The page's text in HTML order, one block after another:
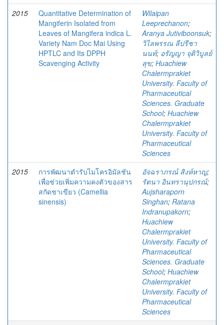
2015
Quantitative Determination of
Mangiferin Isolated from
Leaves of Mangifera indica L.
Variety Nam Doc Mai Using
HPTLC and Its DPPH
Scavenging Activity
Wilaipan
Leeprechanon;
Aranya Jutiviboonsuk;
วิไลพรรณ ลีปรีชา
นนท์; อรัญญา จุติวิบูลย์
สุข; Huachiew
Chalermprakiet
University. Faculty of
Pharmaceutical
Sciences. Graduate
School; Huachiew
Chalermprakiet
University. Faculty of
Pharmaceutical
Sciences
2015
การพัฒนาตํารับไมโครอิมัลชัน
เพื่อช่วยเพิ่มความคงตัวของสาร
สกัดชาเขียว (Camellia
sinensis)
อัจฉราภรณ์ สิงห์หาญ;
รัตนา อินทรานุปกรณ์;
Aujsharaporn
Singhan; Ratana
Indranupakorn;
Huachiew
Chalermprakiet
University. Faculty of
Pharmaceutical
Sciences. Graduate
School; Huachiew
Chalermprakiet
University. Faculty of
Pharmaceutical
Sciences